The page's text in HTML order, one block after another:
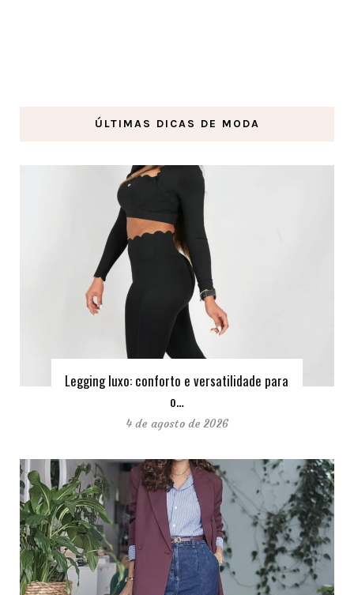
ÚLTIMAS DICAS DE MODA
Legging luxo: conforto e versatilidade para
o…
4 de agosto de 2026